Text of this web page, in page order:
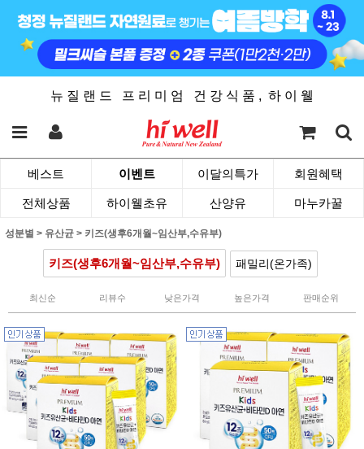
뉴 질 랜 드 프 리 미 엄 건 강 식 품 , 하 이 웰
베스트 이벤트 이달의특가 회원혜택
전체상품 하이웰초유 산양유 마누카꿀
성분별 > 유산균 > 키즈(생후6개월~임산부,수유부)
키즈(생후6개월~임산부,수유부) 패밀리(온가족)
최신순 리뷰수 낮은가격 높은가격 판매순위